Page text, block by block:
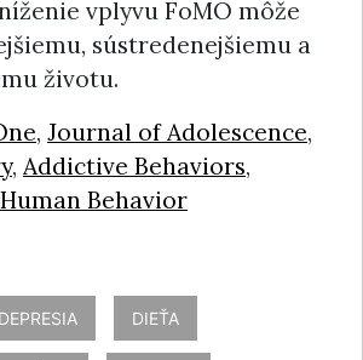
vplyvu FoMO môže
sústredenejšiemu a
životu.
, Journal of Adolescence,
, Addictive Behaviors,
Behavior
DEPRESIA DIEŤA